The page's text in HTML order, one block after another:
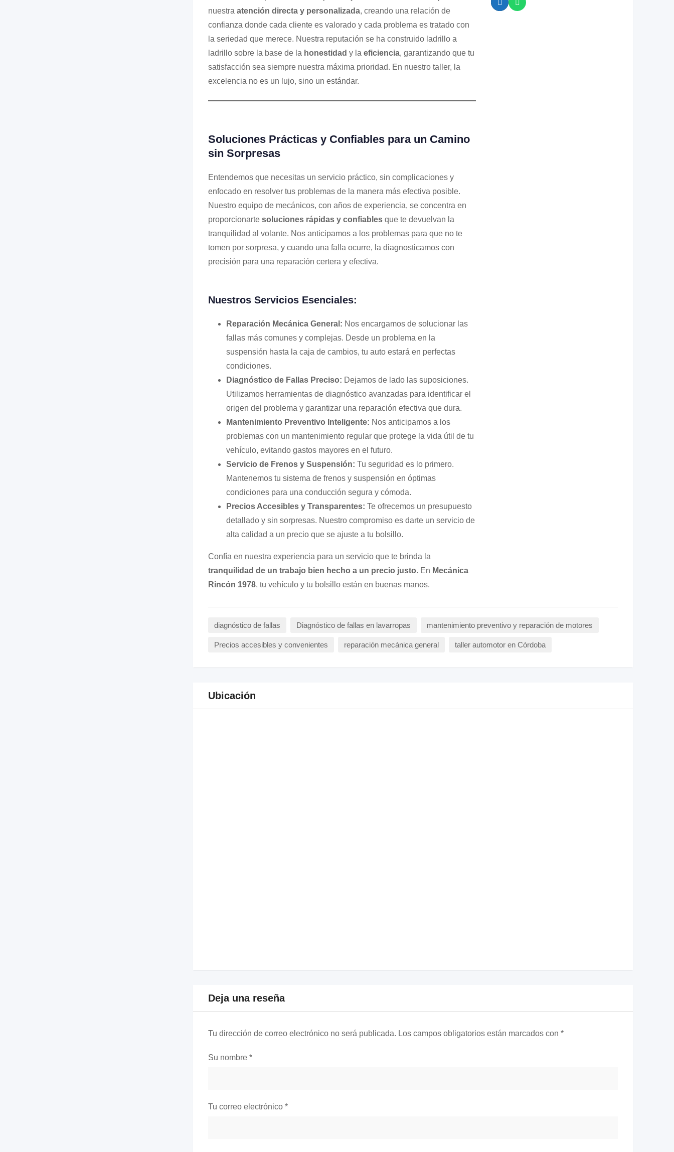
nuestra atención directa y personalizada, creando una relación de
confianza donde cada cliente es valorado y cada problema es tratado con
la seriedad que merece. Nuestra reputación se ha construido ladrillo a
ladrillo sobre la base de la honestidad y la eficiencia, garantizando que tu
satisfacción sea siempre nuestra máxima prioridad. En nuestro taller, la
excelencia no es un lujo, sino un estándar.
Soluciones Prácticas y Confiables para un Camino
sin Sorpresas
Entendemos que necesitas un servicio práctico, sin complicaciones y
enfocado en resolver tus problemas de la manera más efectiva posible.
Nuestro equipo de mecánicos, con años de experiencia, se concentra en
proporcionarte soluciones rápidas y confiablesque te devuelvan la
tranquilidad al volante. Nos anticipamos a los problemas para que no te
tomen por sorpresa, y cuando una falla ocurre, la diagnosticamos con
precisión para una reparación certera y efectiva.
Nuestros Servicios Esenciales:
Reparación Mecánica General: Nos encargamos de solucionar las
fallas más comunes y complejas. Desde un problema en la
suspensión hasta la caja de cambios, tu auto estará en perfectas
condiciones.
Diagnóstico de Fallas Preciso: Dejamos de lado las suposiciones.
Utilizamos herramientas de diagnóstico avanzadas para identificar el
origen del problema y garantizar una reparación efectiva que dura.
Mantenimiento Preventivo Inteligente: Nos anticipamos a los
problemas con un mantenimiento regular que protege la vida útil de tu
vehículo, evitando gastos mayores en el futuro.
Servicio de Frenos y Suspensión: Tu seguridad es lo primero.
Mantenemos tu sistema de frenos y suspensión en óptimas
condiciones para una conducción segura y cómoda.
Precios Accesibles y Transparentes: Te ofrecemos un presupuesto
detallado y sin sorpresas. Nuestro compromiso es darte un servicio de
alta calidad a un precio que se ajuste a tu bolsillo.
Confía en nuestra experiencia para un servicio que te brinda la
tranquilidad de un trabajo bien hecho a un precio justo. En Mecánica
Rincón 1978, tu vehículo y tu bolsillo están en buenas manos.
diagnóstico de fallas Diagnóstico de fallas en lavarropas mantenimiento preventivo y reparación de motores
Precios accesibles y convenientes reparación mecánica general taller automotor en Córdoba
Ubicación
Deja una reseña
Tu dirección de correo electrónico no será publicada. Los campos obligatorios están marcados con *
Su nombre *
Tu correo electrónico *